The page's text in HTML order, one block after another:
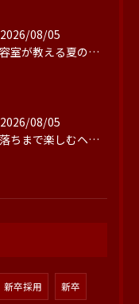
2026/08/05
美容室が教える夏の最旬ヘアカラー技術
2026/08/05
色落ちまで楽しむヘアカラーの秘訣
新卒採用 新卒